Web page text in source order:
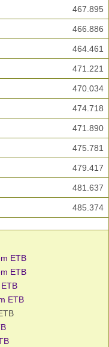
467.895
466.886
464.461
471.221
470.034
474.718
471.890
475.781
479.417
481.637
485.374
ETB
ETB
ETB